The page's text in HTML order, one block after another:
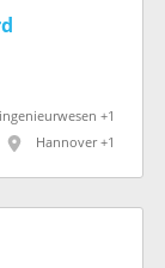
+1
Hannover +1